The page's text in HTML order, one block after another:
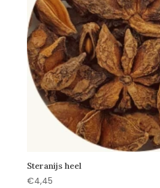
Steranijs heel
€4,45